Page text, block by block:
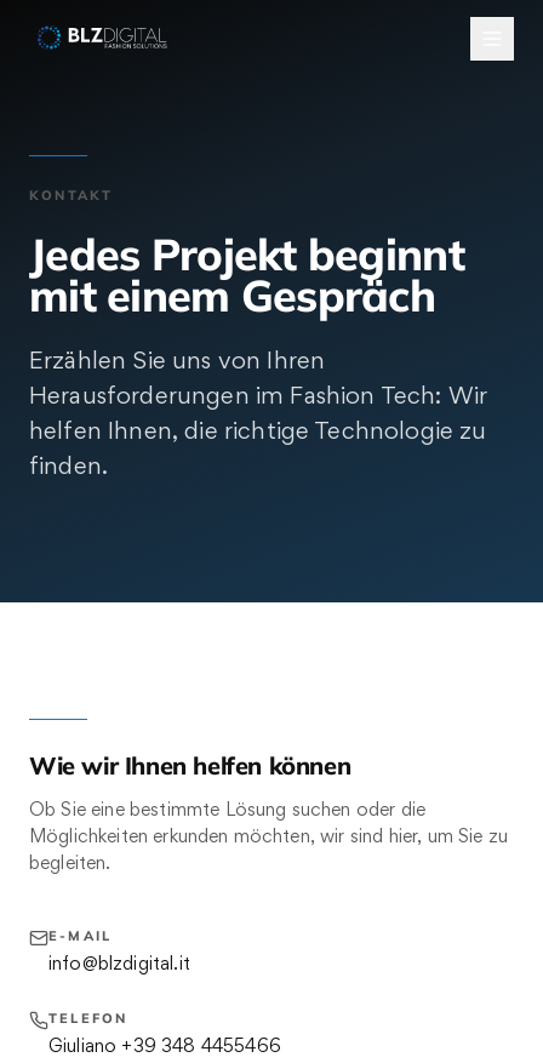
KONTAKT
Jedes Projekt beginnt
mit einem Gespräch
Erzählen Sie uns von Ihren
Herausforderungen im Fashion Tech: Wir
helfen Ihnen, die richtige Technologie zu
finden.
Wie wir Ihnen helfen können
Ob Sie eine bestimmte Lösung suchen oder die
Möglichkeiten erkunden möchten, wir sind hier, um Sie zu
begleiten.
E-MAIL
info@blzdigital.it
TELEFON
Giuliano +39 348 4455466